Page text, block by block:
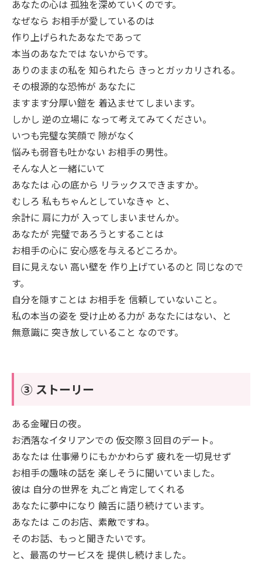
あなたの心は 孤独を深めていくのです。
なぜなら お相手が愛しているのは
作り上げられたあなたであって
本当のあなたでは ないからです。
ありのままの私を 知られたら きっとガッカリされる。
その根源的な恐怖が あなたに
ますます分厚い鎧を 着込ませてしまいます。
しかし 逆の立場に なって考えてみてください。
いつも完璧な笑顔で 隙がなく
悩みも弱音も吐かない お相手の男性。
そんな人と一緒にいて
あなたは 心の底から リラックスできますか。
むしろ 私もちゃんとしていなきゃ と、
余計に 肩に力が 入ってしまいませんか。
あなたが 完璧であろうとすることは
お相手の心に 安心感を与えるどころか。
目に見えない 高い壁を 作り上げているのと 同じなので
す。
自分を隠すことは お相手を 信頼していないこと。
私の本当の姿を 受け止める力が あなたにはない、と
無意識に 突き放していること なのです。
③ ストーリー
ある金曜日の夜。
お洒落なイタリアンでの 仮交際３回目のデート。
あなたは 仕事帰りにもかかわらず 疲れを一切見せず
お相手の趣味の話を 楽しそうに聞いていました。
彼は 自分の世界を 丸ごと肯定してくれる
あなたに夢中になり 饒舌に語り続けています。
あなたは このお店、素敵ですね。
そのお話、もっと聞きたいです。
と、最高のサービスを 提供し続けました。